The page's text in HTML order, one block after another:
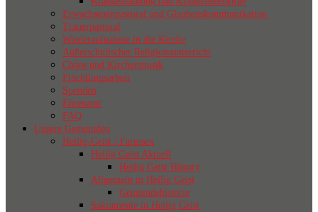
Erwachsenenpastoral und Glaubenskommunikation
Trauerpastoral
Wiederaufnahme in die Kirche
Außerschulischer Religionsunterricht
Chöre und Kirchenmusik
Flüchtlingsarbeit
Spenden
Ehrenamt
FAQ
Unsere Gemeinden
Heilig-Geist / Farmsen
Heilig Geist Aktuell
Heilig Geist History
Allgemein in Heilig Geist
Gemeindehistorie
Sakramente in Heilig Geist